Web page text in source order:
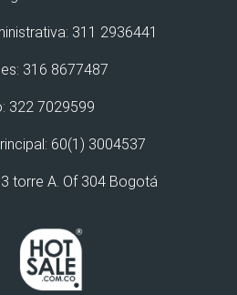
311 2936441
316 8677487
322 7029599
60(1) 3004537
torre A. Of 304 Bogotá